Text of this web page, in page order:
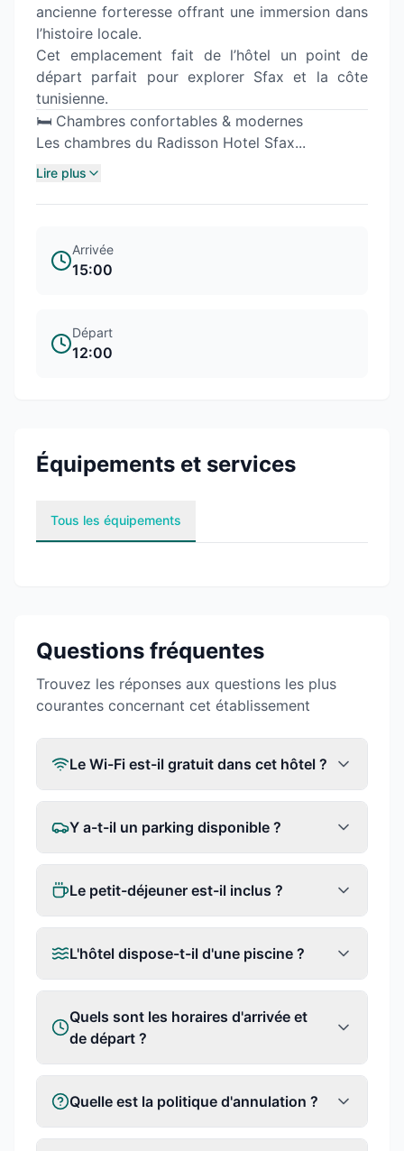
ancienne forteresse offrant une immersion dans
l’histoire locale.
Cet emplacement fait de l’hôtel un point de
départ parfait pour explorer Sfax et la côte
tunisienne.
🛏️ Chambres confortables & modernes
Les chambres du Radisson Hotel Sfax...
Lire plus
Arrivée
15:00
Départ
12:00
Équipements et services
Tous les équipements
Questions fréquentes
Trouvez les réponses aux questions les plus
courantes concernant cet établissement
Le Wi-Fi est-il gratuit dans cet hôtel ?
Y a-t-il un parking disponible ?
Le petit-déjeuner est-il inclus ?
L'hôtel dispose-t-il d'une piscine ?
Quels sont les horaires d'arrivée et
de départ ?
Quelle est la politique d'annulation ?